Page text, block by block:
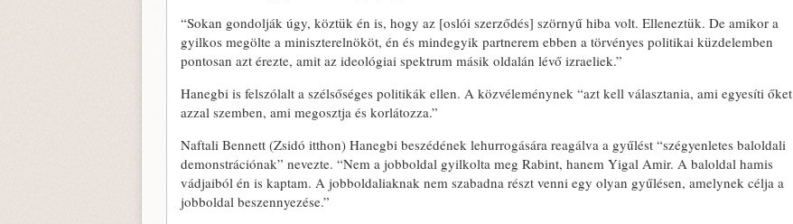
“Sokan gondolják úgy, köztük én is, hogy az [oslói szerződés] szörnyű hiba volt. Elleneztük. De amikor a
gyilkos megölte a miniszterelnököt, én és mindegyik partnerem ebben a törvényes politikai küzdelemben
pontosan azt érezte, amit az ideológiai spektrum másik oldalán lévő izraeliek.”
Hanegbi is felszólalt a szélsőséges politikák ellen. A közvéleménynek “azt kell választania, ami egyesíti őket
azzal szemben, ami megosztja és korlátozza.”
Naftali Bennett (Zsidó itthon) Hanegbi beszédének lehurrogására reagálva a gyűlést “szégyenletes baloldali
demonstrációnak” nevezte. “Nem a jobboldal gyilkolta meg Rabint, hanem Yigal Amir. A baloldal hamis
vádjaiból én is kaptam. A jobboldaliaknak nem szabadna részt venni egy olyan gyűlésen, amelynek célja a
jobboldal beszennyezése.”